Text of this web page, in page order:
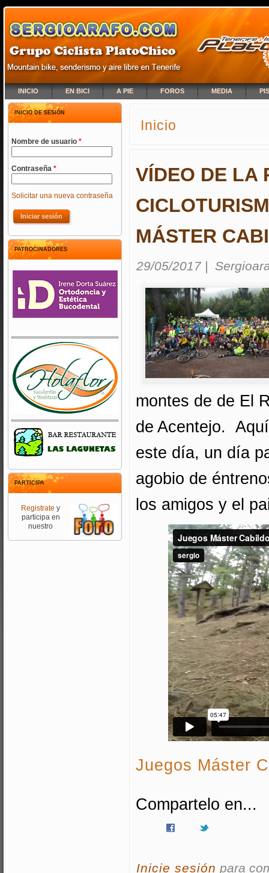
INICIO EN BICI A PIE FOROS MEDIA
INICIO DE SESIÓN
Nombre de usuario *
Contraseña *
Solicitar una nueva contraseña
PATROCINADORES
PARTICIPA
Registrate y
participa en
nuestro
SE ENCUENTRA USTED
Inicio
VÍDEO DE LA
MÁSTER
29/05/2017|
montes de de El
de Acentejo.
este día, un día
agobio de
los amigos y el
Juegos Máster
Compartelo en...
Inicie sesión para